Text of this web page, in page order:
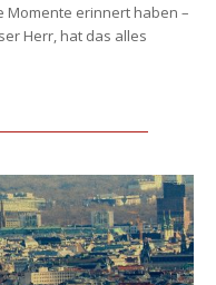
Momente erinnert haben –
Herr, hat das alles